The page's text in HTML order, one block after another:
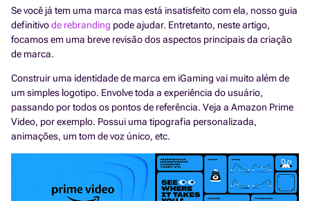
Se você já tem uma marca mas está insatisfeito com ela, nosso guia
definitivode rebranding pode ajudar. Entretanto, neste artigo,
focamos em uma breve revisão dos aspectos principais da criação
de marca.
Construir uma identidade de marca em iGaming vai muito além de
um simples logotipo. Envolve toda a experiência do usuário,
passando por todos os pontos de referência. Veja a Amazon Prime
Video, por exemplo. Possui uma tipografia personalizada,
animações, um tom de voz único, etc.